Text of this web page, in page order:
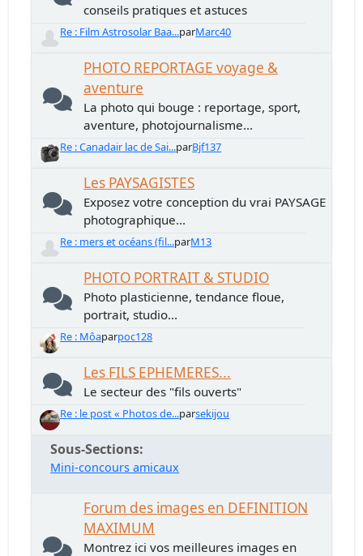
conseils pratiques et astuces
Re : Film Astrosolar Baa...parMarc40
PHOTO REPORTAGE voyage &
aventure
La photo qui bouge : reportage, sport,
aventure, photojournalisme...
Re : Canadair lac de Sai...parBjf137
Les PAYSAGISTES
Exposez votre conception du vrai PAYSAGE
photographique...
Re : mers et océans (fil...parM13
PHOTO PORTRAIT & STUDIO
Photo plasticienne, tendance floue,
portrait, studio...
Re : Môaparpoc128
Les FILS EPHEMERES...
Le secteur des "fils ouverts"
Re : le post « Photos de...parsekijou
Sous-Sections
Mini-concours amicaux
Forum des images en DEFINITION
MAXIMUM
Montrez ici vos meilleures images en